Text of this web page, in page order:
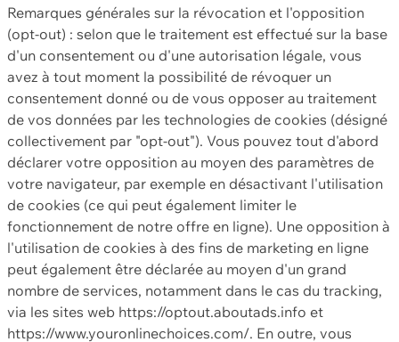
Remarques générales sur la révocation et l'opposition
(opt-out) : selon que le traitement est effectué sur la base
d'un consentement ou d'une autorisation légale, vous
avez à tout moment la possibilité de révoquer un
consentement donné ou de vous opposer au traitement
de vos données par les technologies de cookies (désigné
collectivement par "opt-out"). Vous pouvez tout d'abord
déclarer votre opposition au moyen des paramètres de
votre navigateur, par exemple en désactivant l'utilisation
de cookies (ce qui peut également limiter le
fonctionnement de notre offre en ligne). Une opposition à
l'utilisation de cookies à des fins de marketing en ligne
peut également être déclarée au moyen d'un grand
nombre de services, notamment dans le cas du tracking,
via les sites web https://optout.aboutads.info et
https://www.youronlinechoices.com/. En outre, vous